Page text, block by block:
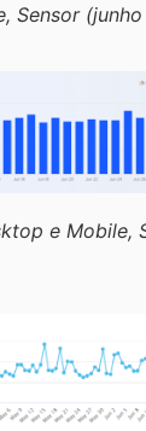
Sensor
e Mobile,